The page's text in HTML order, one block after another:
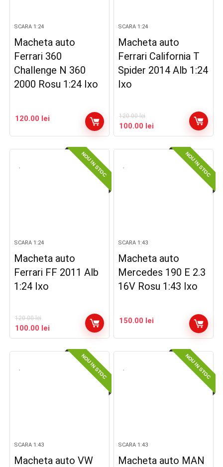
SCARA 1:24
Macheta auto
Ferrari 360
Challenge N 360
2000 Rosu 1:24 Ixo
120.00 lei
SCARA 1:24
Macheta auto
Ferrari California T
Spider 2014 Alb 1:24
Ixo
120.00lei
Prețul
inițial
120.00 lei.
100.00 lei
curent
este:
100.00 lei.
NOU IN STOC
SCARA 1:24
Macheta auto
Ferrari FF 2011 Alb
1:24 Ixo
120.00lei
Prețul
inițial
120.00 lei.
100.00 lei
curent
este:
100.00 lei.
NOU IN STOC
SCARA 1:43
Macheta auto
Mercedes 190 E 2.3
16V Rosu 1:43 Ixo
150.00 lei
NOU IN STOC
SCARA 1:43
Macheta auto VW
NOU IN STOC
SCARA 1:43
Macheta auto MAN